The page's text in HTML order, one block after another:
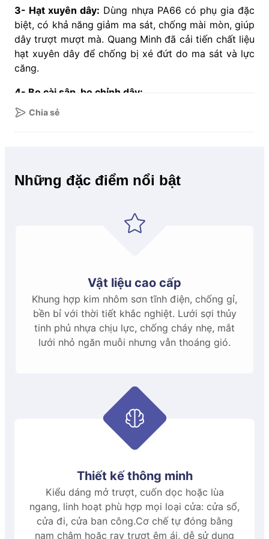
3- Hạt xuyên dây: Dùng nhựa PA66 có phụ gia đặc
biệt, có khả năng giảm ma sát, chống mài mòn, giúp
dây trượt mượt mà. Quang Minh đã cải tiến chất liệu
hạt xuyên dây để chống bị xé đứt do ma sát và lực
căng.
4- Bọ cài sập, bọ chỉnh dây:
Bọ cài sập:
tăng tính thẩm mỹ.
sập
dây
cài
nẹp
nắm
cửa
trên
dưới
góc
phải
bịt
phải
khung
sử dụng
Với hệ thống máy ép hiện đại và khuôn ép chuyên
biệt, Quang Minh hoàn toàn chủ động trong khâu
sản xuất, từ đó kiểm soát chất lượng nghiêm ngặt.
Thông số kỹ thuật
muỗi dạng xếp LUX
vật liệu và sản xuất theo tiêu chuẩn khắt khe, nhằm
đảm bảo độ bền, tính thẩm mỹ. Dưới đây là những
thông số chi tiết của sản phẩm.
1.1. Thông số kỹ thuật của sản
Kích thước khả dụng
Nhỏ nhất
200
Chiều cao 350
Thông số lưới
Thông tin Chi tiết
Chia sẻ
Những đặc điểm nổi bật
Vật liệu cao cấp
Khung hợp kim nhôm sơn tĩnh điện, chống gỉ,
bền bỉ với thời tiết khắc nghiệt. Lưới sợi thủy
tinh phủ nhựa chịu lực, chống cháy nhẹ, mắt
lưới nhỏ ngăn muỗi nhưng vẫn thoáng gió.
Thiết kế thông minh
Kiểu dáng mở trượt, cuốn dọc hoặc lùa
ngang, linh hoạt phù hợp mọi loại cửa: cửa sổ,
cửa đi, cửa ban công.Cơ chế tự đóng bằng
nam châm hoặc ray trượt êm ái, dễ sử dụng